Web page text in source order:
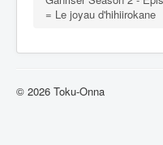
Personnages
= Le joyau d'hihiirokane
© 2026 Toku-Onna